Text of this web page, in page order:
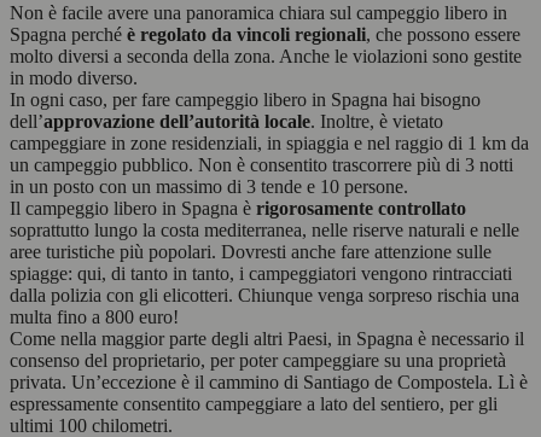
Non è facile avere una panoramica chiara sul campeggio libero in
Spagna perché è regolato da vincoli regionali, che possono essere
molto diversi a seconda della zona. Anche le violazioni sono gestite
in modo diverso.
In ogni caso, per fare campeggio libero in Spagna hai bisogno
dell’approvazione dell’autorità locale. Inoltre, è vietato
campeggiare in zone residenziali, in spiaggia e nel raggio di 1 km da
un campeggio pubblico. Non è consentito trascorrere più di 3 notti
in un posto con un massimo di 3 tende e 10 persone.
Il campeggio libero in Spagna è rigorosamente controllato
soprattutto lungo la costa mediterranea, nelle riserve naturali e nelle
aree turistiche più popolari. Dovresti anche fare attenzione sulle
spiagge: qui, di tanto in tanto, i campeggiatori vengono rintracciati
dalla polizia con gli elicotteri. Chiunque venga sorpreso rischia una
multa fino a 800 euro!
Come nella maggior parte degli altri Paesi, in Spagna è necessario il
consenso del proprietario, per poter campeggiare su una proprietà
privata. Un’eccezione è il cammino di Santiago de Compostela. Lì è
espressamente consentito campeggiare a lato del sentiero, per gli
ultimi 100 chilometri.